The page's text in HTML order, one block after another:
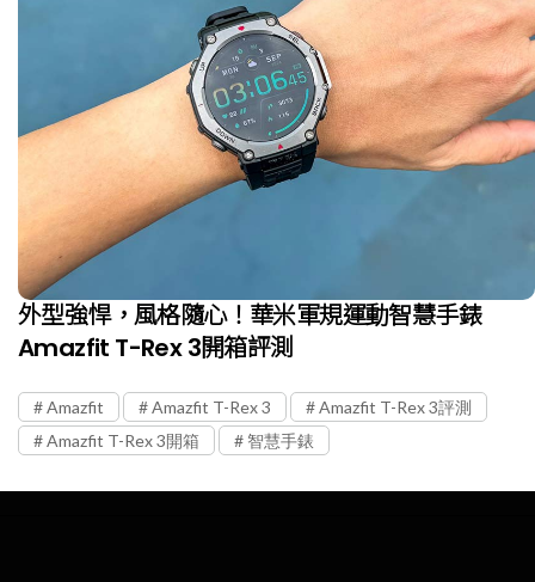
外型強悍，風格隨心！華米軍規運動智慧手錶
Amazfit T-Rex 3開箱評測
Amazfit Amazfit T-Rex 3
Amazfit T-Rex 3評測
Amazfit T-Rex 3開箱
智慧手錶